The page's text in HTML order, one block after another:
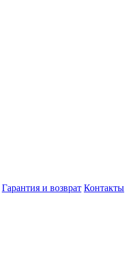
Гарантия и возврат Контакты